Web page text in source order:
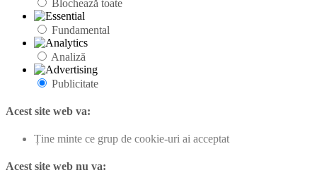
Blochează toate
Fundamental
Analiză
Publicitate
Acest site web va:
Ține minte ce grup de cookie-uri ai acceptat
Acest site web nu va: